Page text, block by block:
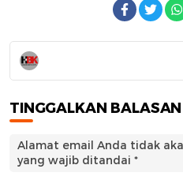
TINGGALKAN BALASAN
Alamat email Anda tidak
yang wajib ditandai *